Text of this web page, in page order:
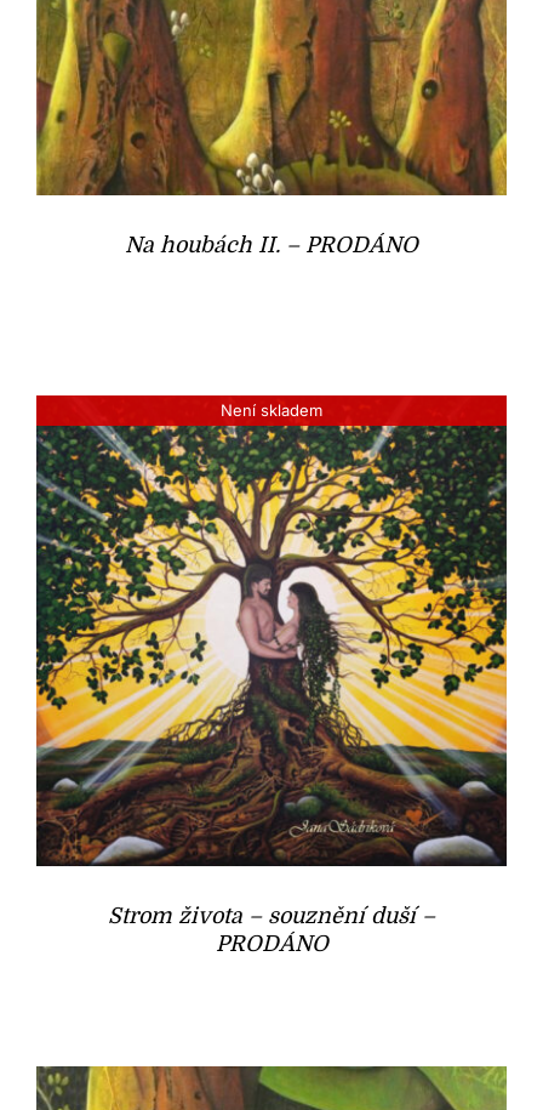
Na houbách II. – PRODÁNO
Není skladem
Strom života – souznění duší –
PRODÁNO